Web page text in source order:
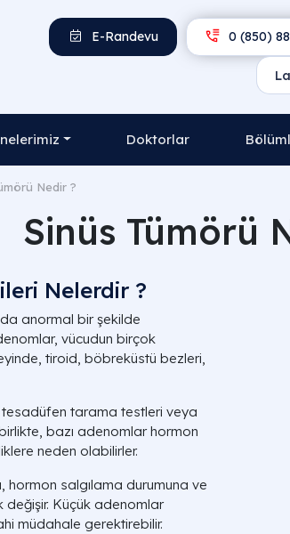
0 (850)
E-Randevu
Doktorlar
Nedir ?
Sinüs Tümörü
Nelerdir ?
anormal bir şekilde
vücudun birçok
tiroid, böbreküstü bezleri,
tesadüfen tarama testleri veya
bazı adenomlar hormon
neden olabilirler.
salgılama durumuna ve
değişir. Küçük adenomlar
müdahale gerektirebilir.